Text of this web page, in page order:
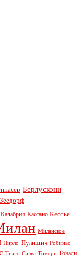
Берлускони
Зеедорф
Калабрия Кассано Кессье
Миланское
Пирло Пулишич Робиньо
Тиаго Силва Томори Тонали